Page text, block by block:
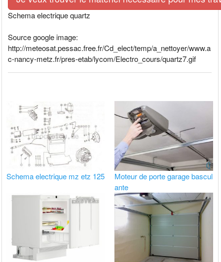
Schema electrique quartz
Source google image:
http://meteosat.pessac.free.fr/Cd_elect/temp/a_nettoyer/www.a
c-nancy-metz.fr/pres-etab/lycom/Electro_cours/quartz7.gif
Schema electrique mz etz 125
Moteur de porte garage bascul
ante